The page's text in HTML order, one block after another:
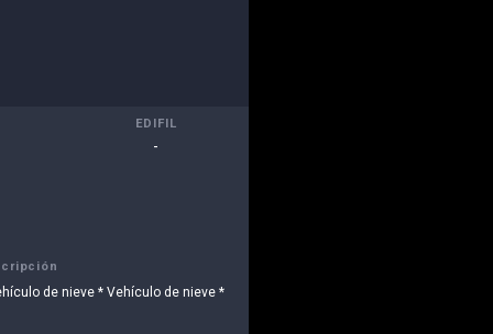
EDIFIL
-
de nieve * Vehículo de nieve *